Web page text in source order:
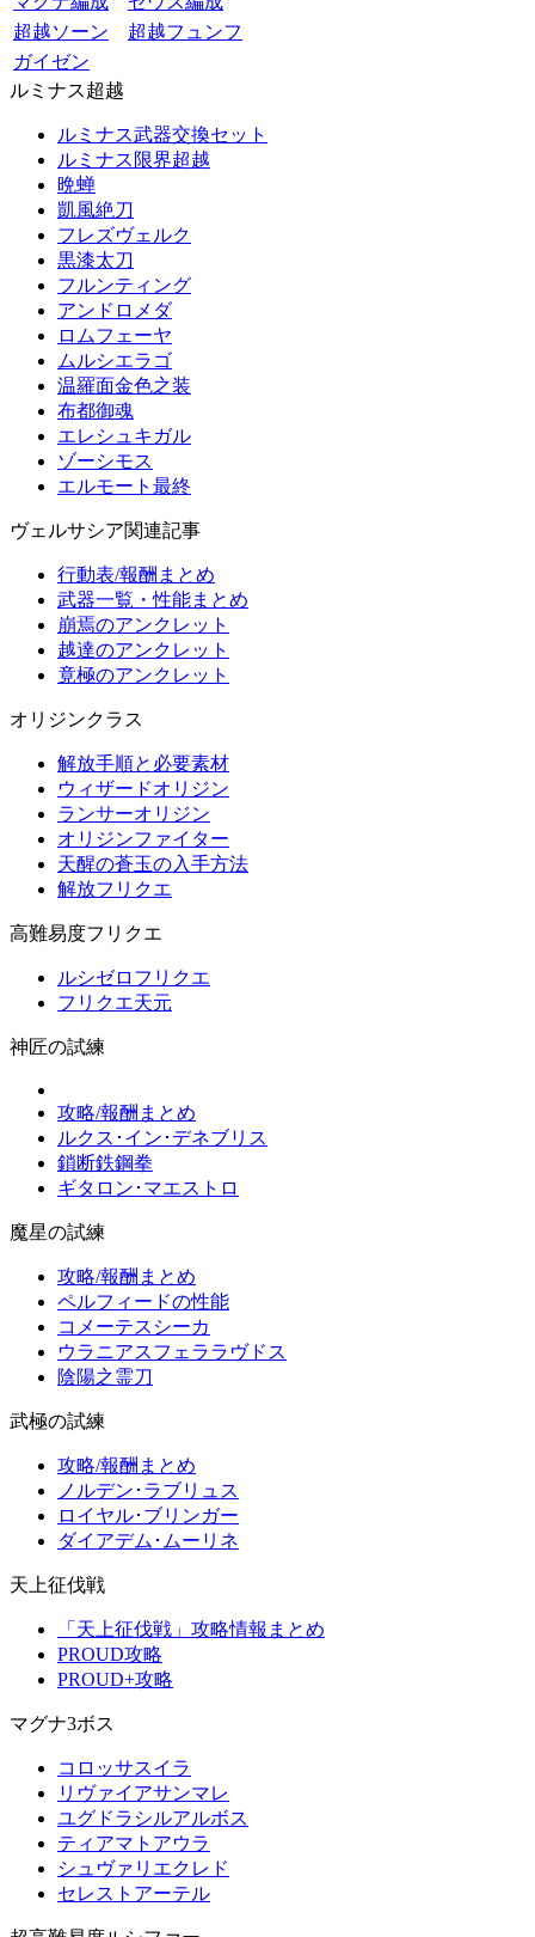
超越ソーン
超越フュンフ
ガイゼン
ルミナス超越
ルミナス武器交換セット
ルミナス限界超越
晩蝉
凱風絶刀
フレズヴェルク
黒漆太刀
フルンティング
アンドロメダ
ロムフェーヤ
ムルシエラゴ
温羅面金色之装
布都御魂
エレシュキガル
ゾーシモス
エルモート最終
ヴェルサシア関連記事
行動表/報酬まとめ
武器一覧・性能まとめ
崩焉のアンクレット
越達のアンクレット
竟極のアンクレット
オリジンクラス
解放手順と必要素材
ウィザードオリジン
ランサーオリジン
オリジンファイター
天醒の蒼玉の入手方法
解放フリクエ
高難易度フリクエ
ルシゼロフリクエ
フリクエ天元
神匠の試練
攻略/報酬まとめ
ルクス･イン･デネブリス
鎖断鉄鋼拳
ギタロン･マエストロ
魔星の試練
攻略/報酬まとめ
ペルフィードの性能
コメーテスシーカ
ウラニアスフェララヴドス
陰陽之霊刀
武極の試練
攻略/報酬まとめ
ノルデン･ラブリュス
ロイヤル･ブリンガー
ダイアデム･ムーリネ
天上征伐戦
「天上征伐戦」攻略情報まとめ
PROUD攻略
PROUD+攻略
マグナ3ボス
コロッサスイラ
リヴァイアサンマレ
ユグドラシルアルボス
ティアマトアウラ
シュヴァリエクレド
セレストアーテル